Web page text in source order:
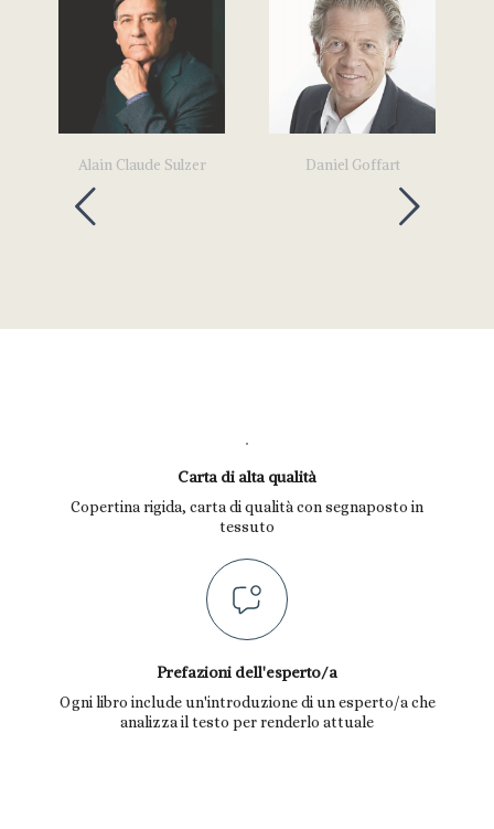
Alain Claude Sulzer Daniel Goffart
Carta di alta qualità
Copertina rigida, carta di qualità con segnaposto in
tessuto
Prefazioni dell'esperto/a
Ogni libro include un'introduzione di un esperto/a che
analizza il testo per renderlo attuale